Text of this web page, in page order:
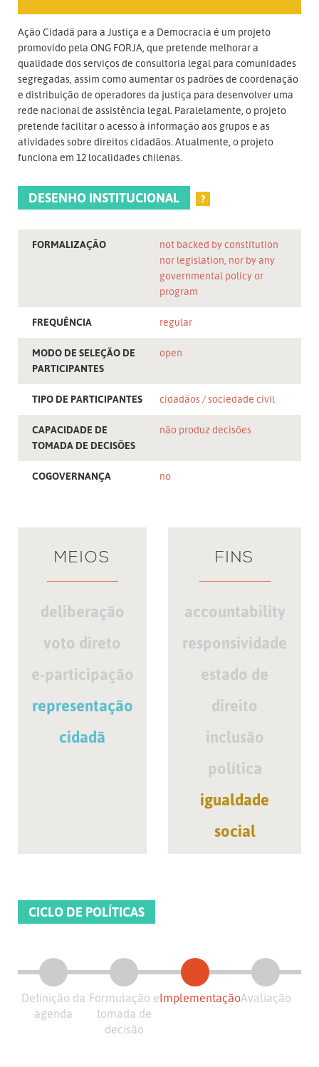
Ação Cidadã para a Justiça e a Democracia é um projeto
promovido pela ONG FORJA, que pretende melhorar a
qualidade dos serviços de consultoria legal para comunidades
segregadas, assim como aumentar os padrões de coordenação
e distribuição de operadores da justiça para desenvolver uma
rede nacional de assistência legal. Paralelamente, o projeto
pretende facilitar o acesso à informação aos grupos e as
atividades sobre direitos cidadãos. Atualmente, o projeto
funciona em 12 localidades chilenas.
DESENHO INSTITUCIONAL ?
FORMALIZAÇÃO
not backed by constitution
nor legislation, nor by any
governmental policy or
program
FREQUÊNCIA regular
MODO DE SELEÇÃO DE
PARTICIPANTES
open
TIPO DE PARTICIPANTES cidadãos sociedade civil
CAPACIDADE DE
TOMADA DE DECISÕES
não produz decisões
COGOVERNANÇA no
MEIOS
deliberação
voto direto
e-participação
representação
cidadã
FINS
accountability
responsividade
estado de
direito
inclusão
política
igualdade
social
CICLO DE POLÍTICAS
Definição da
agenda
Formulação e
tomada de
decisão
ImplementaçãoAvaliação